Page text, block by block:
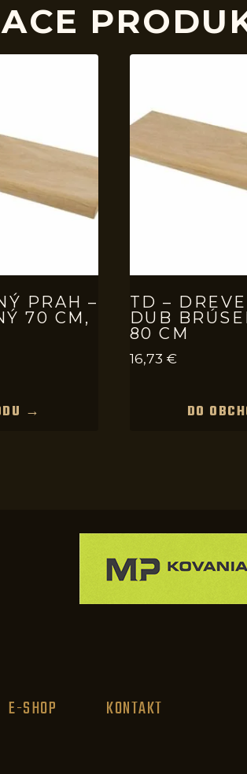
PRAH –
70 CM,
→
TD –
DUB
80 CM
16,73 €
DO
E-SHOP KONTAKT